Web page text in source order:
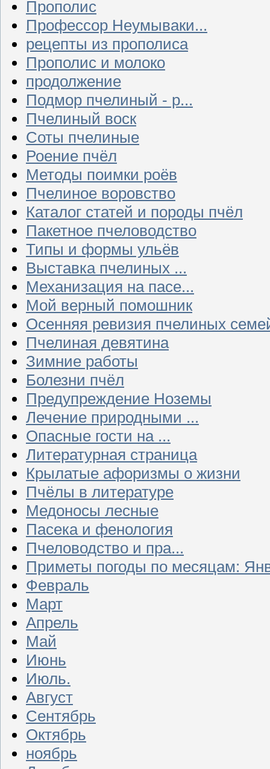
Прополис
Профессор Неумываки...
рецепты из прополиса
Прополис и молоко
продолжение
Подмор пчелиный - р...
Пчелиный воск
Соты пчелиные
Роение пчёл
Методы поимки роёв
Пчелиное воровство
Каталог статей и породы пчёл
Пакетное пчеловодство
Типы и формы ульёв
Выставка пчелиных ...
Механизация на пасе...
Мой верный помошник
Осенняя ревизия пчелиных
Пчелиная девятина
Зимние работы
Болезни пчёл
Предупреждение Ноземы
Лечение природными ...
Опасные гости на ...
Литературная страница
Крылатые афоризмы о жизни
Пчёлы в литературе
Медоносы лесные
Пасека и фенология
Пчеловодство и пра...
Приметы погоды по месяцам:
Февраль
Март
Апрель
Май
Июнь
Июль.
Август
Сентябрь
Октябрь
ноябрь